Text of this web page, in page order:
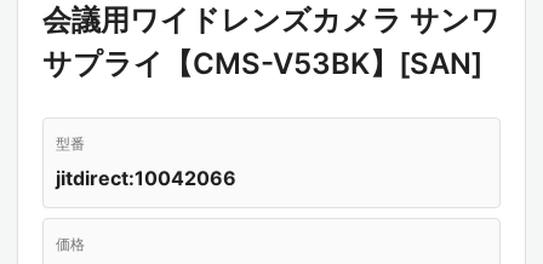
会議用ワイドレンズカメラ サンワ
サプライ【CMS-V53BK】[SAN]
型番
jitdirect:10042066
価格